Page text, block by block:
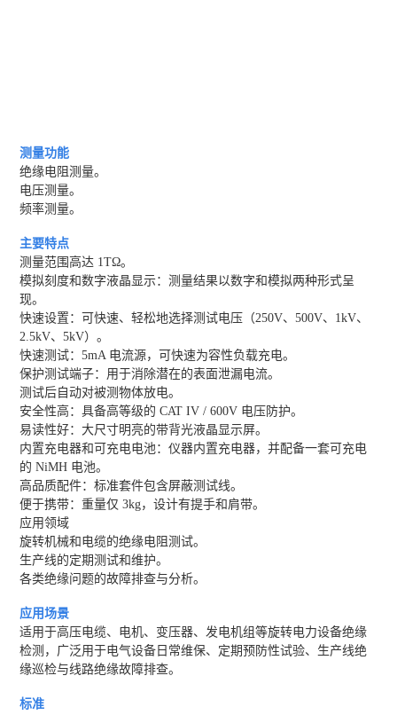
测量功能
绝缘电阻测量。
电压测量。
频率测量。
主要特点
测量范围高达 1TΩ。
模拟刻度和数字液晶显示：测量结果以数字和模拟两种形式呈
现。
快速设置：可快速、轻松地选择测试电压（250V、500V、1kV、
2.5kV、5kV）。
快速测试：5mA 电流源，可快速为容性负载充电。
保护测试端子：用于消除潜在的表面泄漏电流。
测试后自动对被测物体放电。
安全性高：具备高等级的 CAT IV / 600V 电压防护。
易读性好：大尺寸明亮的带背光液晶显示屏。
内置充电器和可充电电池：仪器内置充电器，并配备一套可充电
的 NiMH 电池。
高品质配件：标准套件包含屏蔽测试线。
便于携带：重量仅 3kg，设计有提手和肩带。
应用领域
旋转机械和电缆的绝缘电阻测试。
生产线的定期测试和维护。
各类绝缘问题的故障排查与分析。
应用场景
适用于高压电缆、电机、变压器、发电机组等旋转电力设备绝缘
检测，广泛用于电气设备日常维保、定期预防性试验、生产线绝
缘巡检与线路绝缘故障排查。
标准